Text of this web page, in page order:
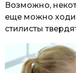
Возможно,
еще можно
стилисты